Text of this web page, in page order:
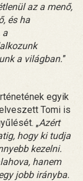
az a menő,
és ha
a
a világban.”
egyik
Tomi is
„Azért
hogy ki tudja
kezelni.
hanem
jobb irányba.